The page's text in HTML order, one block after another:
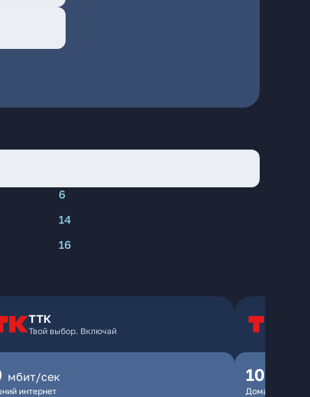
6
14
16
ТТК
Твой выбор. Включай
мбит/сек
интернет
100
Домашний